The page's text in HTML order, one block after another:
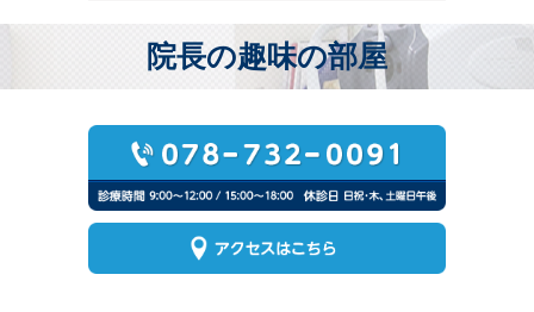
院長の趣味の部屋